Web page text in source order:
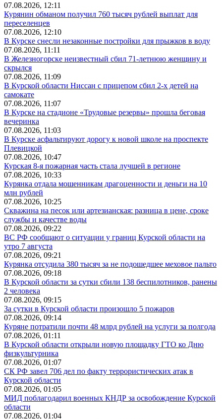
07.08.2026, 12:11
Курянин обманом получил 760 тысяч рублей выплат для
переселенцев
07.08.2026, 12:10
В Курске снесли незаконные постройки для прыжков в воду
07.08.2026, 11:11
В Железногорске неизвестный сбил 71-летнюю женщину и
скрылся
07.08.2026, 11:09
В Курской области Ниссан с прицепом сбил 2-х детей на
самокате
07.08.2026, 11:07
В Курске на стадионе «Трудовые резервы» прошла беговая
вечеринка
07.08.2026, 11:03
В Курске асфальтируют дорогу к новой школе на проспекте
Плевицкой
07.08.2026, 10:47
Курская 8-я пожарная часть стала лучшей в регионе
07.08.2026, 10:33
Курянка отдала мошенникам драгоценности и деньги на 10
млн рублей
07.08.2026, 10:25
Скважина на песок или артезианская: разница в цене, сроке
службы и качестве воды
07.08.2026, 09:22
ВС РФ сообщают о ситуации у границ Курской области на
утро 7 августа
07.08.2026, 09:21
Курянка отсудила 380 тысяч за не подошедшее меховое пальто
07.08.2026, 09:18
В Курской области за сутки сбили 138 беспилотников, ранены
2 человека
07.08.2026, 09:15
За сутки в Курской области произошло 5 пожаров
07.08.2026, 09:14
Куряне потратили почти 48 млрд рублей на услуги за полгода
07.08.2026, 01:11
В Курской области открыли новую площадку ГТО ко Дню
физкультурника
07.08.2026, 01:07
СК РФ завел 706 дел по факту террористических атак в
Курской области
07.08.2026, 01:05
МИД поблагодарил военных КНДР за освобождение Курской
области
07.08.2026, 01:04